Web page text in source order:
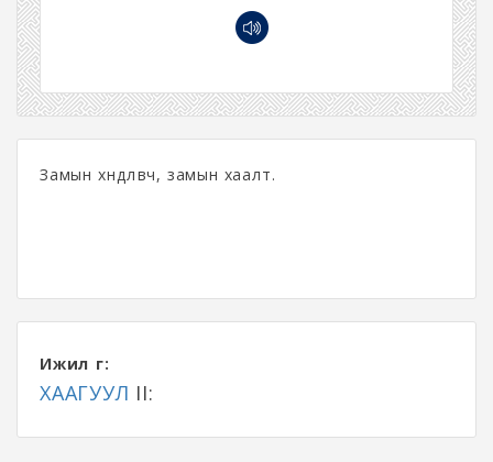
Замын хөндлөвч, замын хаалт.
Ижил үг:
ХААГУУЛ II: